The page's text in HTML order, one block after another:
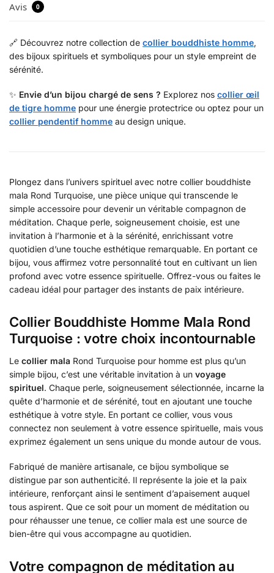
Avis 0
🔗 Découvrez notre collection de collier bouddhiste homme,
des bijoux spirituels et symboliques pour un style empreint de
sérénité.
✨ Envie d’un bijou chargé de sens ? Explorez nos collier œil
de tigre homme pour une énergie protectrice ou optez pour un
collier pendentif homme au design unique.
Plongez dans l’univers spirituel avec notre collier bouddhiste
mala Rond Turquoise, une pièce unique qui transcende le
simple accessoire pour devenir un véritable compagnon de
méditation. Chaque perle, soigneusement choisie, est une
invitation à l’harmonie et à la sérénité, enrichissant votre
quotidien d’une touche esthétique remarquable. En portant ce
bijou, vous affirmez votre personnalité tout en cultivant un lien
profond avec votre essence spirituelle. Offrez-vous ou faites le
cadeau idéal pour partager des instants de paix intérieure.
Collier Bouddhiste Homme Mala Rond
Turquoise : votre choix incontournable
Le collier mala Rond Turquoise pour homme est plus qu’un
simple bijou, c’est une véritable invitation à un voyage
spirituel. Chaque perle, soigneusement sélectionnée, incarne la
quête d’harmonie et de sérénité, tout en ajoutant une touche
esthétique à votre style. En portant ce collier, vous vous
connectez non seulement à votre essence spirituelle, mais vous
exprimez également un sens unique du monde autour de vous.
Fabriqué de manière artisanale, ce bijou symbolique se
distingue par son authenticité. Il représente la joie et la paix
intérieure, renforçant ainsi le sentiment d’apaisement auquel
tous aspirent. Que ce soit pour un moment de méditation ou
pour réhausser une tenue, ce collier mala est une source de
bien-être qui vous accompagne au quotidien.
Votre compagnon de méditation au